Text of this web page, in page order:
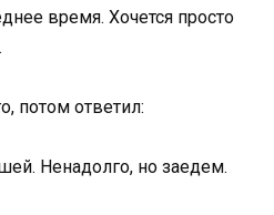
время. Хочется просто
потом ответил:
Ненадолго, но заедем.